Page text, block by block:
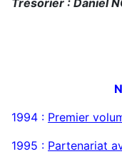
Trésorier : Daniel
Nos
1994 : Premier
1995 : Partenariat